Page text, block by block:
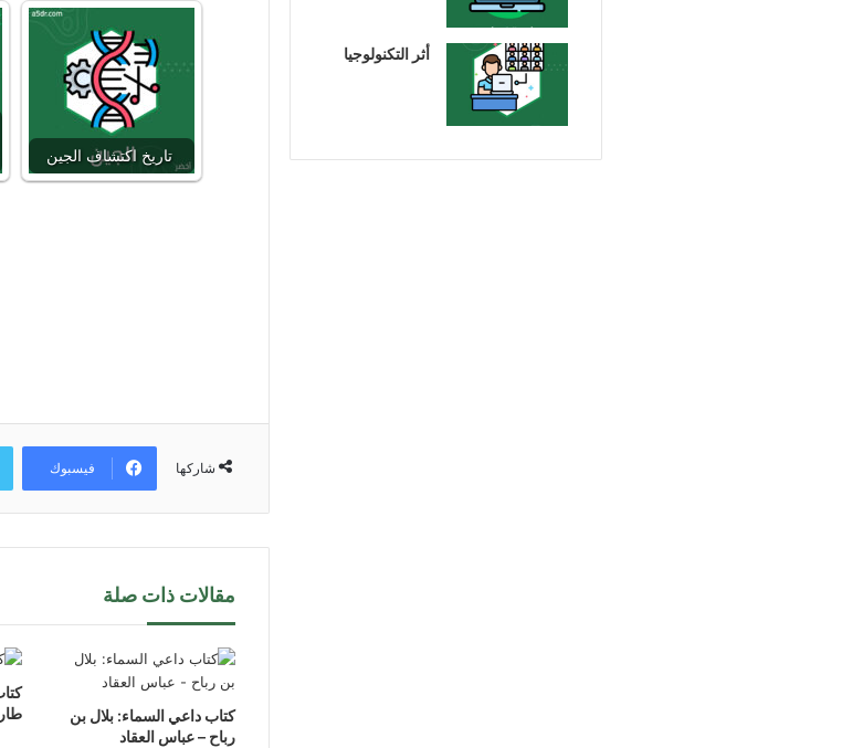
تاريخ اكتشاف الجين
شاركها فيسبوك
مقالات ذات صلة
كتاب داعي السماء: بلال بن
رباح – عباس العقاد
أثر التكنولوجيا